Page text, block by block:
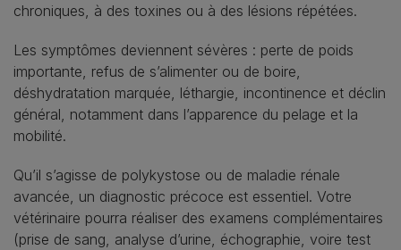
chroniques, à des toxines ou à des lésions répétées.
Les symptômes deviennent sévères : perte de poids
importante, refus de s’alimenter ou de boire,
déshydratation marquée, léthargie, incontinence et déclin
général, notamment dans l’apparence du pelage et la
mobilité.
Qu’il s’agisse de polykystose ou de maladie rénale
avancée, un diagnostic précoce est essentiel. Votre
vétérinaire pourra réaliser des examens complémentaires
(prise de sang, analyse d’urine, échographie, voire test